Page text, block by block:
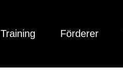
Training Förderer